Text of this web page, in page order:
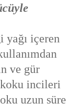
yağı içeren
ve gür
incileri
uzun süre